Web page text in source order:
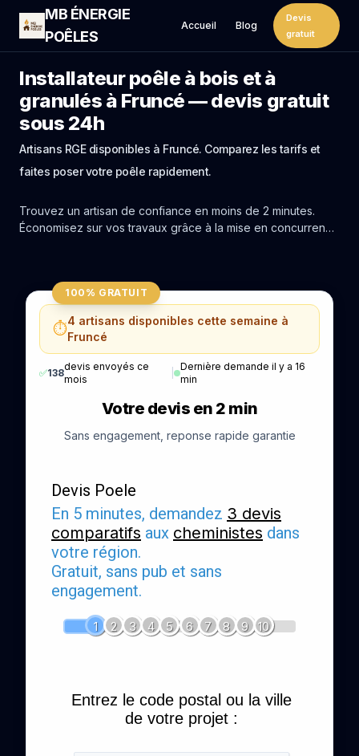
MB ÉNERGIE
POÊLES
Accueil Blog
Devis
gratuit
Installateur poêle à bois et à
granulés à Fruncé — devis gratuit
sous 24h
Artisans RGE disponibles à Fruncé. Comparez les tarifs et
faites poser votre poêle rapidement.
Trouvez un artisan de confiance en moins de 2 minutes.
Économisez sur vos travaux grâce à la mise en concurrence
100% GRATUIT
⏱️4 artisans disponibles cette semaine à
Fruncé
✅138
devis envoyés ce
mois
Dernière demande il y a 16
min
Votre devis en 2 min
Sans engagement, reponse rapide garantie
Devis Poele
En 5 minutes, demandez 3 devis
comparatifs aux cheministes dans
votre région.
Gratuit, sans pub et sans
engagement.
1 2 3 4 5 6 7 8 9 10
Entrez le code postal ou la ville
de votre projet :